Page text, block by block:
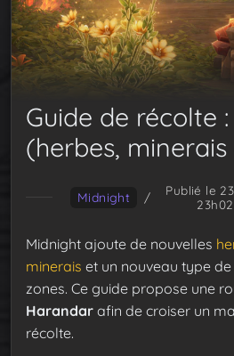
Guide de récolte
(herbes,
Midnight /
Publié le
23h02
Midnight ajoute de nouvelles
minerais et un nouveau type de
zones. Ce guide propose une
Harandar afin de croiser un
récolte.